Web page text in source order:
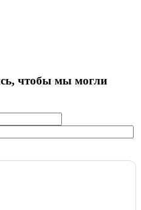
чтобы мы могли